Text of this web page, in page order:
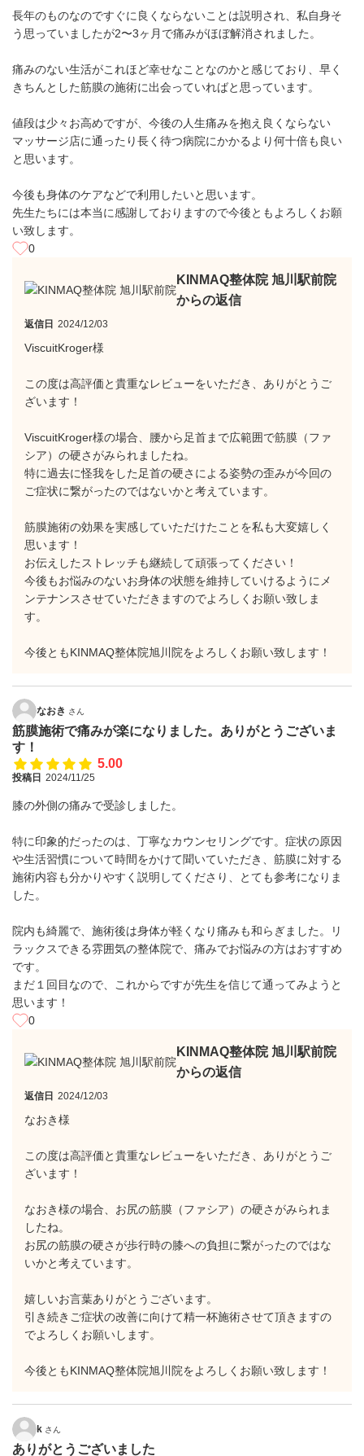
長年のものなのですぐに良くならないことは説明され、私自身そ
う思っていましたが2〜3ヶ月で痛みがほぼ解消されました。
痛みのない生活がこれほど幸せなことなのかと感じており、早く
きちんとした筋膜の施術に出会っていればと思っています。
値段は少々お高めですが、今後の人生痛みを抱え良くならない
マッサージ店に通ったり長く待つ病院にかかるより何十倍も良い
と思います。
今後も身体のケアなどで利用したいと思います。
先生たちには本当に感謝しておりますので今後ともよろしくお願
い致します。
0
KINMAQ整体院 旭川駅前院
からの返信
返信日 2024/12/03
ViscuitKroger様
この度は高評価と貴重なレビューをいただき、ありがとうご
ざいます！
ViscuitKroger様の場合、腰から足首まで広範囲で筋膜（ファ
シア）の硬さがみられましたね。
特に過去に怪我をした足首の硬さによる姿勢の歪みが今回の
ご症状に繋がったのではないかと考えています。
筋膜施術の効果を実感していただけたことを私も大変嬉しく
思います！
お伝えしたストレッチも継続して頑張ってください！
今後もお悩みのないお身体の状態を維持していけるようにメ
ンテナンスさせていただきますのでよろしくお願い致しま
す。
今後ともKINMAQ整体院旭川院をよろしくお願い致します！
なおき さん
筋膜施術で痛みが楽になりました。ありがとうございま
す！
5.00
投稿日 2024/11/25
膝の外側の痛みで受診しました。
特に印象的だったのは、丁寧なカウンセリングです。症状の原因
や生活習慣について時間をかけて聞いていただき、筋膜に対する
施術内容も分かりやすく説明してくださり、とても参考になりま
した。
院内も綺麗で、施術後は身体が軽くなり痛みも和らぎました。リ
ラックスできる雰囲気の整体院で、痛みでお悩みの方はおすすめ
です。
まだ１回目なので、これからですが先生を信じて通ってみようと
思います！
0
KINMAQ整体院 旭川駅前院
からの返信
返信日 2024/12/03
なおき様
この度は高評価と貴重なレビューをいただき、ありがとうご
ざいます！
なおき様の場合、お尻の筋膜（ファシア）の硬さがみられま
したね。
お尻の筋膜の硬さが歩行時の膝への負担に繋がったのではな
いかと考えています。
嬉しいお言葉ありがとうございます。
引き続きご症状の改善に向けて精一杯施術させて頂きますの
でよろしくお願いします。
今後ともKINMAQ整体院旭川院をよろしくお願い致します！
k さん
ありがとうございました